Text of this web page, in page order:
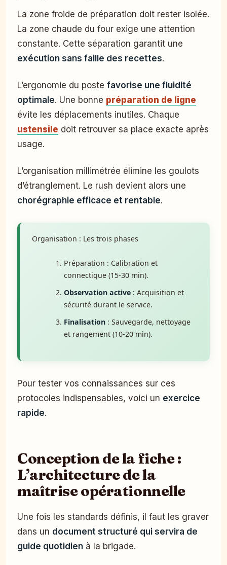
La zone froide de préparation doit rester isolée.
La zone chaude du four exige une attention
constante. Cette séparation garantit une
exécution sans faille des recettes.
L’ergonomie du poste favorise une fluidité
optimale. Une bonne préparation de ligne
évite les déplacements inutiles. Chaque
ustensile doit retrouver sa place exacte après
usage.
L’organisation millimétrée élimine les goulots
d’étranglement. Le rush devient alors une
chorégraphie efficace et rentable.
Organisation : Les trois phases
Préparation : Calibration et
connectique (15-30 min).
Observation active: Acquisition et
sécurité durant le service.
Finalisation: Sauvegarde, nettoyage
et rangement (10-20 min).
Pour tester vos connaissances sur ces
protocoles indispensables, voici un exercice
rapide.
Conception de la fiche :
L’architecture de la
maîtrise opérationnelle
Une fois les standards définis, il faut les graver
dans un document structuré qui servira de
guide quotidien à la brigade.